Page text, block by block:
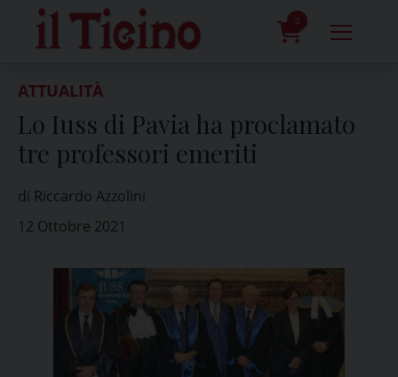
content
0
ATTUALITÀ
Lo Iuss di Pavia ha proclamato
tre professori emeriti
di Riccardo Azzolini
12 Ottobre 2021